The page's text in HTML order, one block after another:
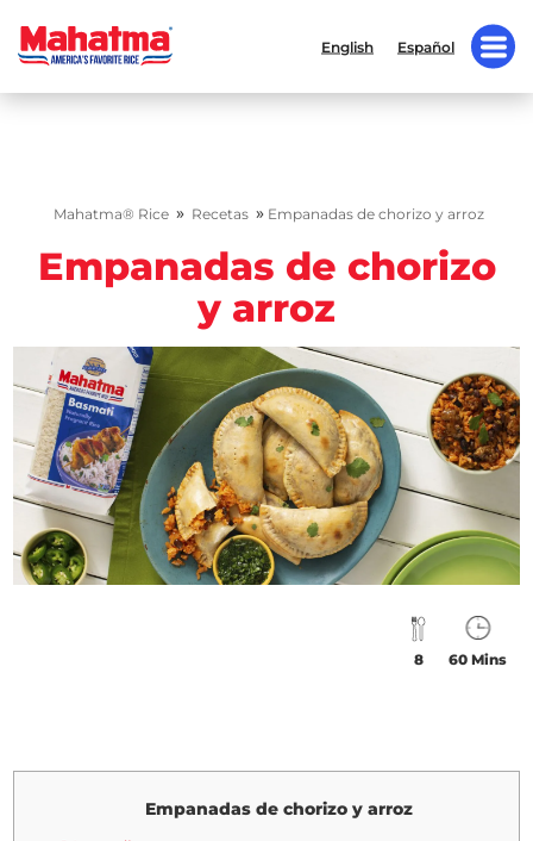
English Español
Mahatma® Rice » Recetas » Empanadas de chorizo y arroz
Empanadas de chorizo
y arroz
8 60 Mins
Empanadas de chorizo y arroz